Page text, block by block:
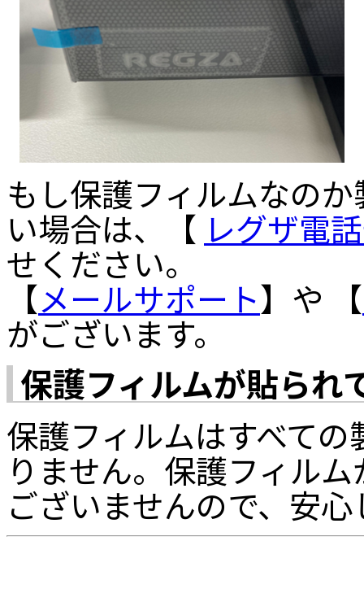
もし保護フィルムなの
い場合は、【 レグザ電
せください。
【メールサポート】や 【
がございます。
保護フィルムが貼ら
保護フィルムはすべて
りません。保護フィル
ございませんので、安